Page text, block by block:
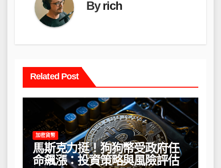
Byrich
Related Post
加密貨幣
馬斯克力挺！狗狗幣受政府任
命飆漲：投資策略與風險評估